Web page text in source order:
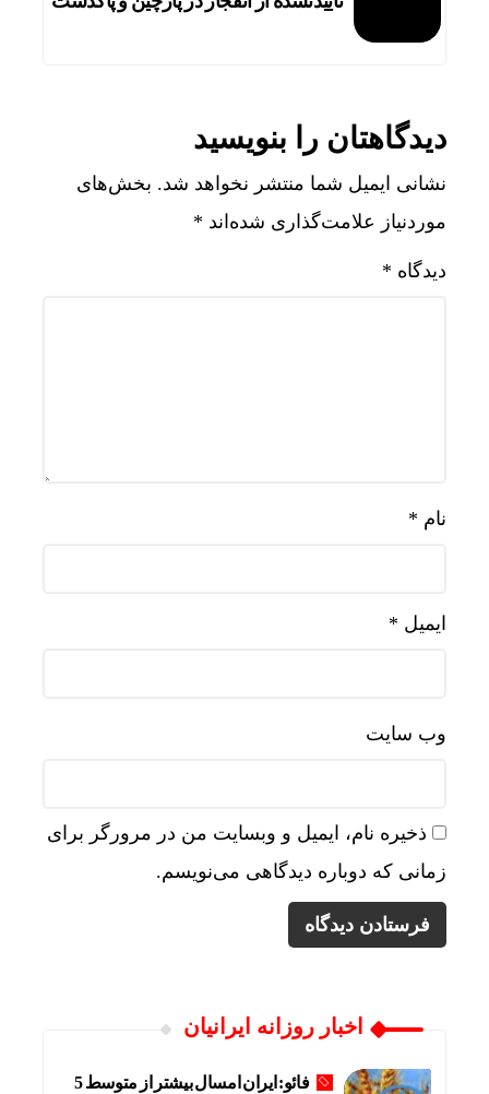
دیدگاهتان را بنویسید
نشانی ایمیل شما منتشر نخواهد شد. بخش‌های
موردنیاز علامت‌گذاری شده‌اند *
دیدگاه *
نام *
ایمیل *
وب‌ سایت
ذخیره نام، ایمیل و وبسایت من در مرورگر برای
زمانی که دوباره دیدگاهی می‌نویسم.
اخبار روزانه ایرانیان
فائو: ایران امسال بیشتر از متوسط 5